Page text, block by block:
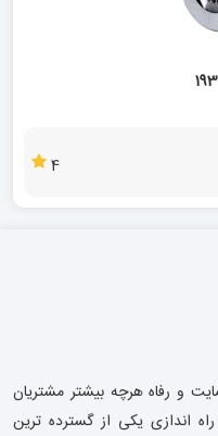
4
و رفاه هرچه بیشتر مشتریان
اندازی یکی از گسترده ترین